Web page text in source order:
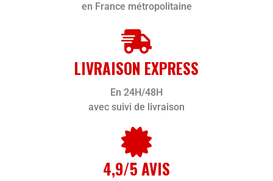
en France métropolitaine
LIVRAISON EXPRESS
En 24H/48H
avec suivi de livraison
4,9/5 AVIS